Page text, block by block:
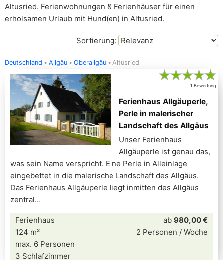
Altusried. Ferienwohnungen & Ferienhäuser für einen
erholsamen Urlaub mit Hund(en) in Altusried.
Sortierung:
Deutschland Allgäu Oberallgäu Altusried
★★★★★
1 Bewertung
Ferienhaus Allgäuperle,
Perle in malerischer
Landschaft des Allgäus
Unser Ferienhaus
Allgäuperle ist genau das,
was sein Name verspricht. Eine Perle in Alleinlage
eingebettet in die malerische Landschaft des Allgäus.
Das Ferienhaus Allgäuperle liegt inmitten des Allgäus
zentral
Ferienhaus
124 m²
max. 6 Personen
3 Schlafzimmer
ab 980,00 €
2 Personen / Woche